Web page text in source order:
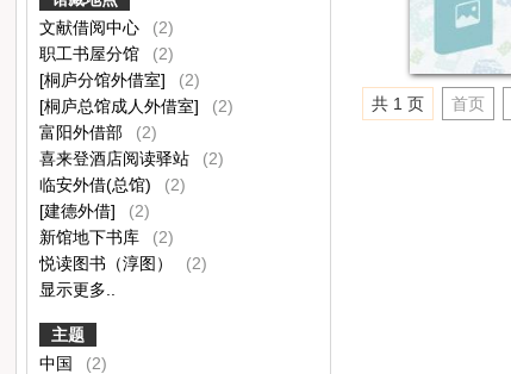
文献借阅中心
(2)
职工书屋分馆
(2)
[桐庐分馆外借室]
(2)
[桐庐总馆成人外借室]
(2)
富阳外借部
(2)
喜来登酒店阅读驿站
(2)
临安外借(总馆)
(2)
[建德外借]
(2)
新馆地下书库
(2)
悦读图书（淳图）
(2)
显示更多..
主题
中国
(2)
共 1 页 首页